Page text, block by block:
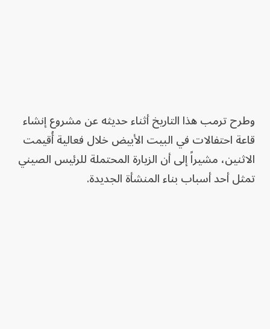
وطرح ترمب هذا التاريخ أثناء حديثه عن مشروع إنشاء
قاعة احتفالات في البيت الأبيض خلال فعالية أُقيمت
الاثنين، مشيراً إلى أن الزيارة المحتملة للرئيس الصيني
تمثل أحد أسباب بناء المنشأة الجديدة.